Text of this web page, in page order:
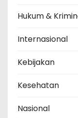
Hukum &
Internasional
Kebijakan
Kesehatan
Nasional